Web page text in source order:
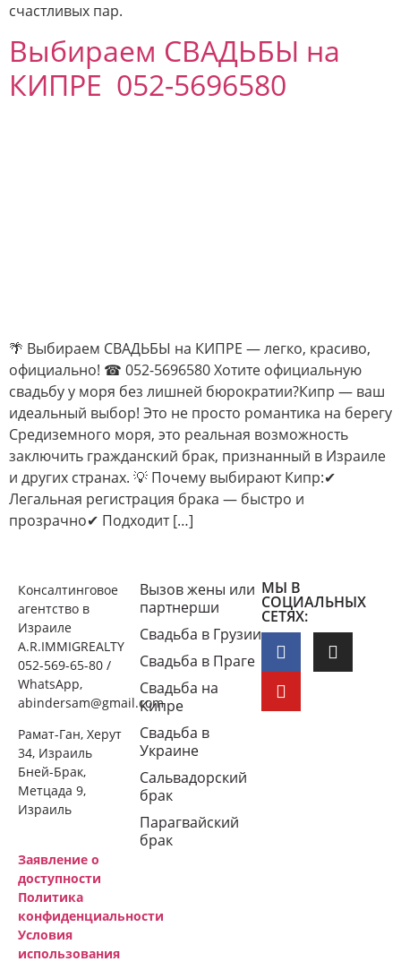
счастливых пар.
Выбираем СВАДЬБЫ на
КИПРЕ 052-5696580
🌴 Выбираем СВАДЬБЫ на КИПРЕ — легко, красиво,
официально! ☎ 052-5696580 Хотите официальную
свадьбу у моря без лишней бюрократии?Кипр — ваш
идеальный выбор! Это не просто романтика на берегу
Средиземного моря, это реальная возможность
заключить гражданский брак, признанный в Израиле
и других странах. 💡 Почему выбирают Кипр:✔
Легальная регистрация брака — быстро и
прозрачно✔ Подходит […]
Консалтинговое
агентство в
Израиле
A.R.IMMIGREALTY
052-569-65-80 /
WhatsApp,
abindersam@gmail.com
Рамат-Ган, Херут
34, Израиль
Бней-Брак,
Метцада 9,
Израиль
Заявление о
доступности
Политика
конфиденциальности
Условия
использования
Вызов жены или
партнерши
Свадьба в Грузии
Свадьба в Праге
Свадьба на
Кипре
Свадьба в
Украине
Сальвадорский
брак
Парагвайский
брак
МЫ В
СОЦИАЛЬНЫХ
СЕТЯХ: